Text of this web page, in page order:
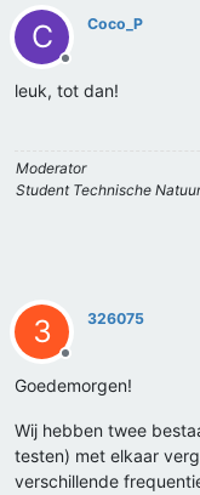
C
Offline
Coco_P
leuk, tot dan!
Moderator
Student Technische
3
Offline
326075
Goedemorgen!
Wij hebben twee
testen) met elkaar
verschillende